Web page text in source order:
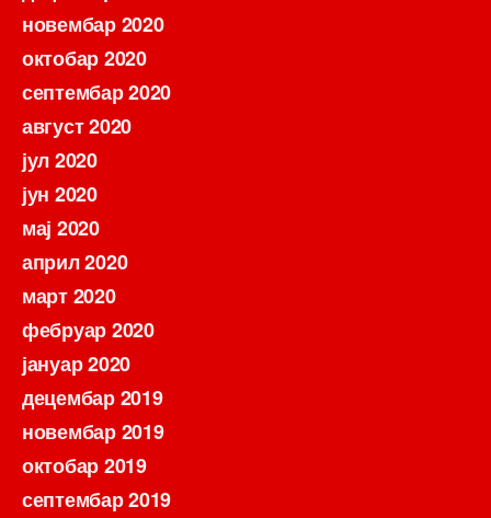
новембар 2020
октобар 2020
септембар 2020
август 2020
јул 2020
јун 2020
мај 2020
април 2020
март 2020
фебруар 2020
јануар 2020
децембар 2019
новембар 2019
октобар 2019
септембар 2019